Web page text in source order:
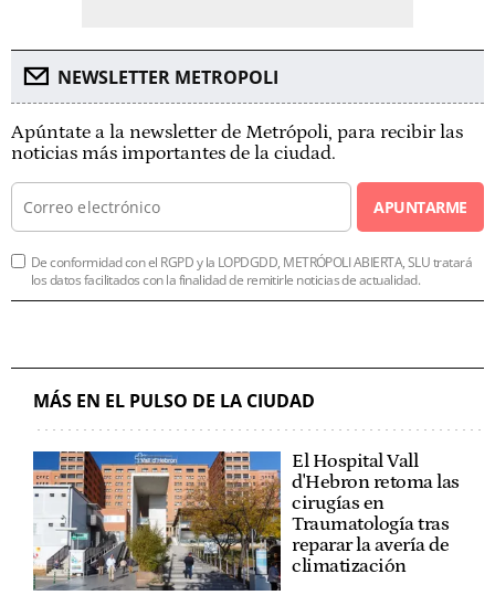
NEWSLETTER METROPOLI
Apúntate a la newsletter de Metrópoli, para recibir las
noticias más importantes de la ciudad.
APUNTARME
De conformidad con el RGPD y la LOPDGDD, METRÓPOLI ABIERTA, SLU tratará
los datos facilitados con la finalidad de remitirle noticias de actualidad.
MÁS EN EL PULSO DE LA CIUDAD
El Hospital Vall
d'Hebron retoma las
cirugías en
Traumatología tras
reparar la avería de
climatización